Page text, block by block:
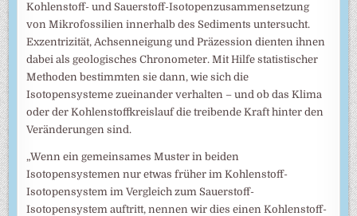
Kohlenstoff- und Sauerstoff-Isotopenzusammensetzung
von Mikrofossilien innerhalb des Sediments untersucht.
Exzentrizität, Achsenneigung und Präzession dienten ihnen
dabei als geologisches Chronometer. Mit Hilfe statistischer
Methoden bestimmten sie dann, wie sich die
Isotopensysteme zueinander verhalten – und ob das Klima
oder der Kohlenstoffkreislauf die treibende Kraft hinter den
Veränderungen sind.
„Wenn ein gemeinsames Muster in beiden
Isotopensystemen nur etwas früher im Kohlenstoff-
Isotopensystem im Vergleich zum Sauerstoff-
Isotopensystem auftritt, nennen wir dies einen Kohlenstoff-